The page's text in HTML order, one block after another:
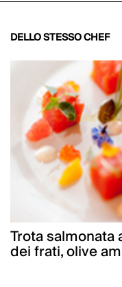
DELLO STESSO CHEF
Trota salmonata
dei frati, olive